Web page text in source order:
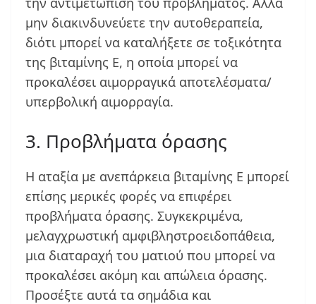
μην διακινδυνεύετε την αυτοθεραπεία,
διότι μπορεί να καταλήξετε σε τοξικότητα
της βιταμίνης Ε, η οποία μπορεί να
προκαλέσει αιμορραγικά αποτελέσματα/
υπερβολική αιμορραγία.
3. Προβλήματα όρασης
Η αταξία με ανεπάρκεια βιταμίνης Ε μπορεί
επίσης μερικές φορές να επιφέρει
προβλήματα όρασης. Συγκεκριμένα,
μελαγχρωστική αμφιβληστροειδοπάθεια,
μια διαταραχή του ματιού που μπορεί να
προκαλέσει ακόμη και απώλεια όρασης.
Προσέξτε αυτά τα σημάδια και